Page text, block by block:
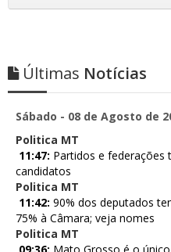
Últimas Notícias
Sábado - 08 de Agosto de
Politica MT
11:47: Partidos e federações
candidatos
Politica MT
11:42: 90% dos deputados
75% à Câmara; veja nomes
Politica MT
09:36: Mato Grosso é o